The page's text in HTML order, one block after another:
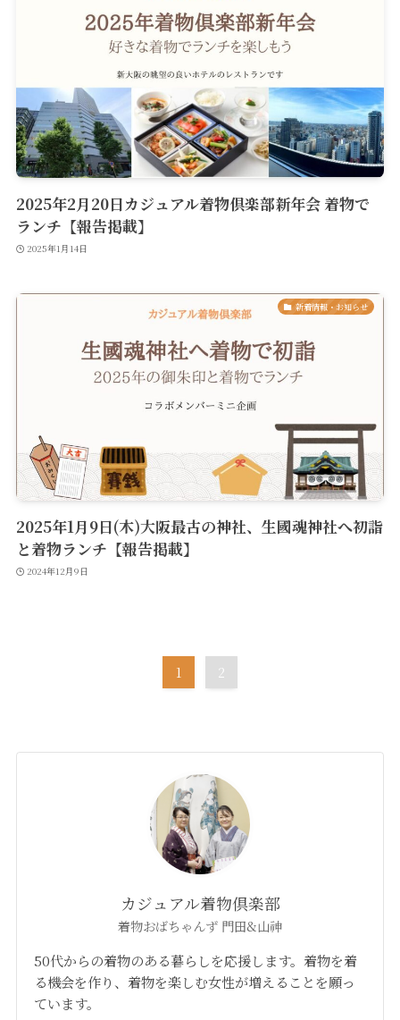
2025年2月20日カジュアル着物倶楽部新年会 着物で
ランチ【報告掲載】
2025年1月14日
新着情報・お知らせ
2025年1月9日(木)大阪最古の神社、生國魂神社へ初詣
と着物ランチ【報告掲載】
2024年12月9日
1 2
カジュアル着物倶楽部
着物おばちゃんず 門田&山神
50代からの着物のある暮らしを応援します。着物を着
る機会を作り、着物を楽しむ女性が増えることを願っ
ています。